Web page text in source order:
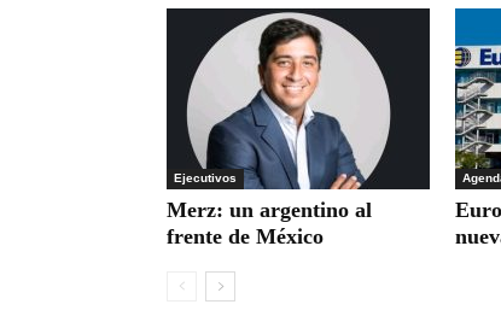
Ejecutivos
Merz: un argentino al
frente de México